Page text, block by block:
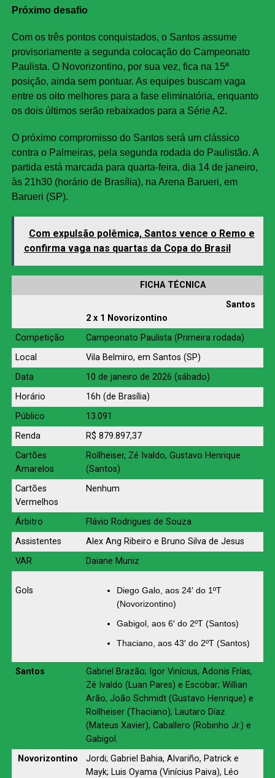
Próximo desafio
Com os três pontos conquistados, o Santos assume
provisoriamente a segunda colocação do Campeonato
Paulista. O Novorizontino, por sua vez, fica na 15ª
posição, ainda sem pontuar. As equipes buscam vaga
entre os oito melhores para a fase eliminatória, enquanto
os dois últimos serão rebaixados para a Série A2.
O próximo compromisso do Santos será um clássico
contra o Palmeiras, pela segunda rodada do Paulistão. A
partida está marcada para quarta-feira, dia 14 de janeiro,
às 21h30 (horário de Brasília), na Arena Barueri, em
Barueri (SP).
Com expulsão polêmica, Santos vence o Remo e
confirma vaga nas quartas da Copa do Brasil
FICHA TÉCNICA
Santos
2 x 1 Novorizontino
Competição
Campeonato Paulista (Primeira rodada)
Local
Vila Belmiro, em Santos (SP)
Data
10 de janeiro de 2026 (sábado)
Horário
16h (de Brasília)
Público
13.091
Renda
R$ 879.897,37
Cartões
Amarelos
Rollheiser, Zé Ivaldo, Gustavo Henrique
(Santos)
Cartões
Vermelhos
Nenhum
Árbitro
Flávio Rodrigues de Souza
Assistentes
Alex Ang Ribeiro e Bruno Silva de Jesus
VAR
Daiane Muniz
Gols
Diego Galo, aos 24′ do 1ºT
(Novorizontino)
Gabigol, aos 6′ do 2ºT (Santos)
Thaciano, aos 43′ do 2ºT (Santos)
Santos
Gabriel Brazão; Igor Vinícius, Adonis Frías,
Zé Ivaldo (Luan Pares) e Escobar; Willian
Arão, João Schmidt (Gustavo Henrique) e
Rollheiser (Thaciano); Lautaro Díaz
(Mateus Xavier), Caballero (Robinho Jr.) e
Gabigol.
Novorizontino
Jordi; Gabriel Bahia, Alvariño, Patrick e
Mayk; Luis Oyama (Vinícius Paiva), Léo